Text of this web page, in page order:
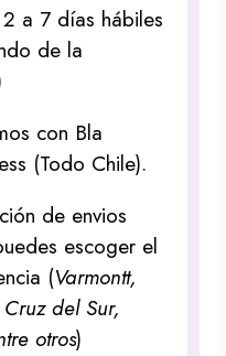
a 7 días hábiles
de la
con Bla
(Todo Chile).
de envios
escoger el
(Varmontt,
del Sur,
otros)